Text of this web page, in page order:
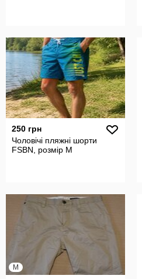
250 грн
Чоловічі пляжні шорти
FSBN, розмір M
M